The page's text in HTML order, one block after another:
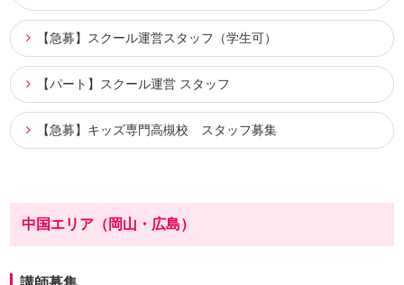
【急募】スクール運営スタッフ（学生可）
【パート】スクール運営 スタッフ
【急募】キッズ専門高槻校 スタッフ募集
中国エリア（岡山・広島）